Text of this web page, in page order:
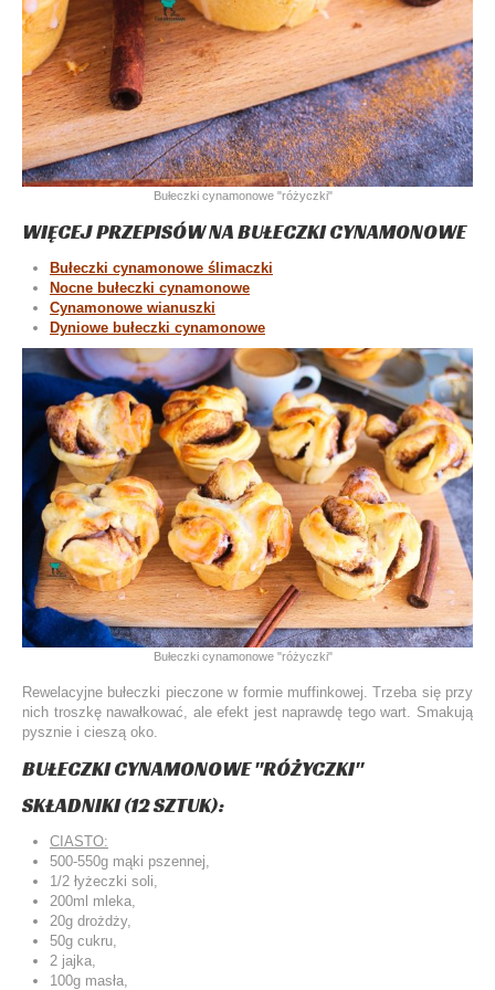
Bułeczki cynamonowe "różyczki"
WIĘCEJ PRZEPISÓW NA BUŁECZKI CYNAMONOWE
Bułeczki cynamonowe ślimaczki
Nocne bułeczki cynamonowe
Cynamonowe wianuszki
Dyniowe bułeczki cynamonowe
Bułeczki cynamonowe "różyczki"
Rewelacyjne bułeczki pieczone w formie muffinkowej. Trzeba się przy
nich troszkę nawałkować, ale efekt jest naprawdę tego wart. Smakują
pysznie i cieszą oko.
BUŁECZKI CYNAMONOWE "RÓŻYCZKI"
SKŁADNIKI (12 SZTUK):
CIASTO:
500-550g mąki pszennej,
1/2 łyżeczki soli,
200ml mleka,
20g drożdży,
50g cukru,
2 jajka,
100g masła,